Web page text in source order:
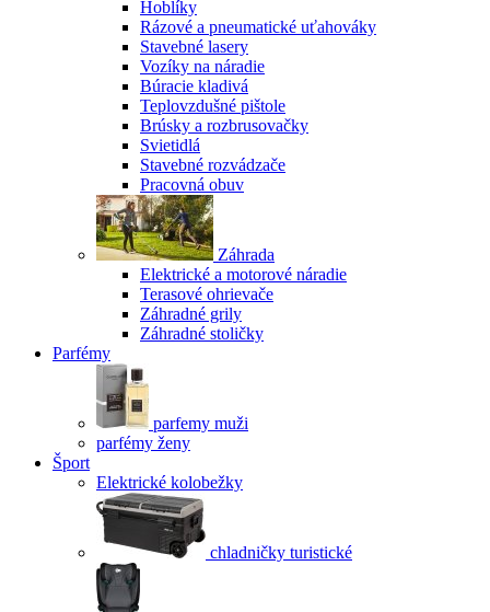
Hoblíky
Rázové a pneumatické uťahováky
Stavebné lasery
Vozíky na náradie
Búracie kladivá
Teplovzdušné pištole
Brúsky a rozbrusovačky
Svietidlá
Stavebné rozvádzače
Pracovná obuv
Záhrada
Elektrické a motorové náradie
Terasové ohrievače
Záhradné grily
Záhradné stoličky
Parfémy
parfemy muži
parfémy ženy
Šport
Elektrické kolobežky
chladničky turistické